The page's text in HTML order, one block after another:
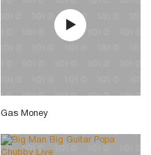
Gas Money